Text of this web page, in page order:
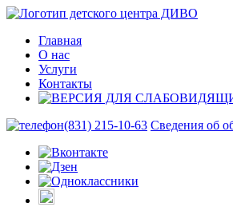
Главная
О нас
Услуги
Контакты
(831) 215-10-63 Сведения об